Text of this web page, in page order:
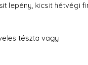
lepény, kicsit
tészta vagy